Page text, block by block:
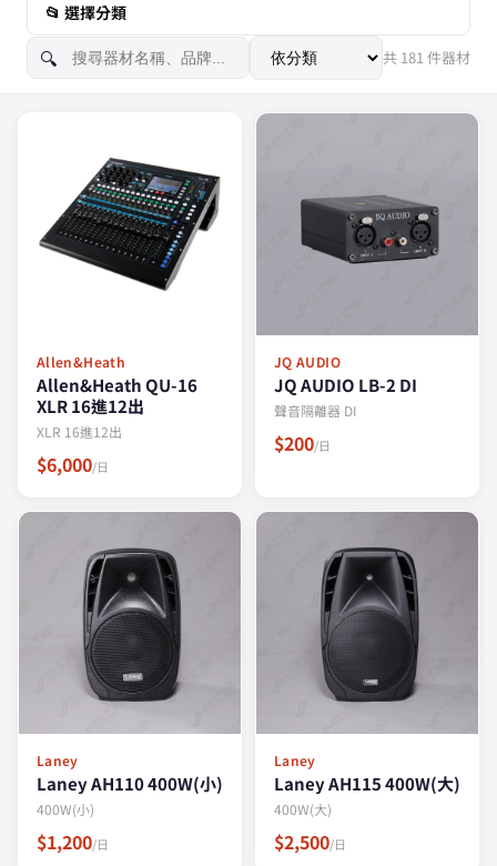
📂 選擇分類
共 181 件器材
Allen&Heath
Allen&Heath QU-16
XLR 16進12出
XLR 16進12出
$6,000/日
JQ AUDIO
JQ AUDIO LB-2 DI
聲音隔離器 DI
$200/日
Laney
Laney AH110 400W(小)
400W(小)
$1,200/日
Laney
Laney AH115 400W(大)
400W(大)
$2,500/日